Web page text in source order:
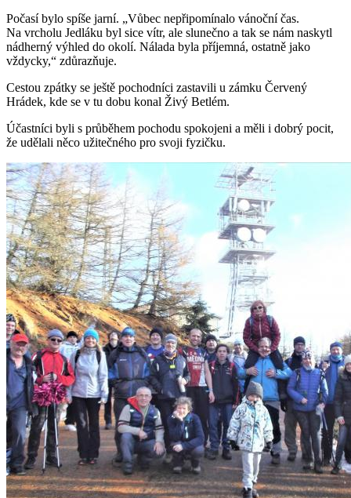
Počasí bylo spíše jarní. „Vůbec nepřipomínalo vánoční čas.
Na vrcholu Jedláku byl sice vítr, ale slunečno a tak se nám naskytl
nádherný výhled do okolí. Nálada byla příjemná, ostatně jako
vždycky,“ zdůrazňuje.
Cestou zpátky se ještě pochodníci zastavili u zámku Červený
Hrádek, kde se v tu dobu konal Živý Betlém.
Účastníci byli s průběhem pochodu spokojeni a měli i dobrý pocit,
že udělali něco užitečného pro svoji fyzičku.